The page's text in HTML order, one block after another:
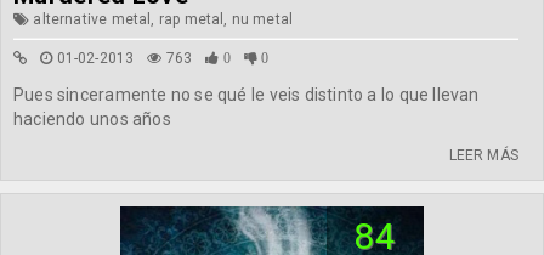
alternative metal, rap metal, nu metal
01-02-2013 763 0 0
Pues sinceramente no se qué le veis distinto a lo que llevan
haciendo unos años
LEER MÁS
84